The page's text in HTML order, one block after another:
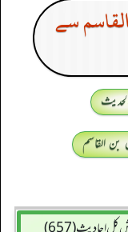
سے
بن القاسم